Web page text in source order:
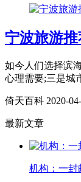
宁波旅游
如今人们选择滨
心理需要;三是城
倚天百科 2020-
最新文章
机构：一封